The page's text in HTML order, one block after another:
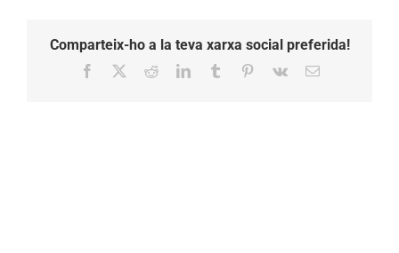
Comparteix-ho a la teva xarxa social preferida!
Facebook RedditLinkedInTumblr Pinterest
Vk Email: